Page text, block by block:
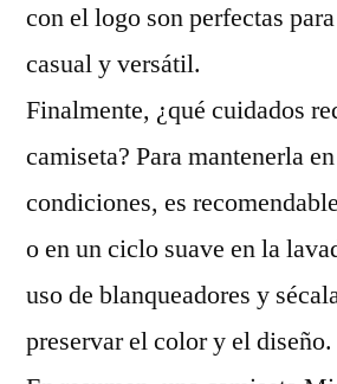
con el logo son perfectas
casual y versátil.
Finalmente, ¿qué cuidados
camiseta? Para mantenerla
condiciones, es
o en un ciclo suave en la
uso de blanqueadores y
preservar el color y el diseño.